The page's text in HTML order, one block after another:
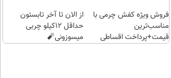
فروش ویژه کفش چرمی با
مناسب‌ترین
قیمت+پرداخت اقساطی
از الان تا آخر تابستون
حداقل 12کیلو چربی
میسوزونی🧨